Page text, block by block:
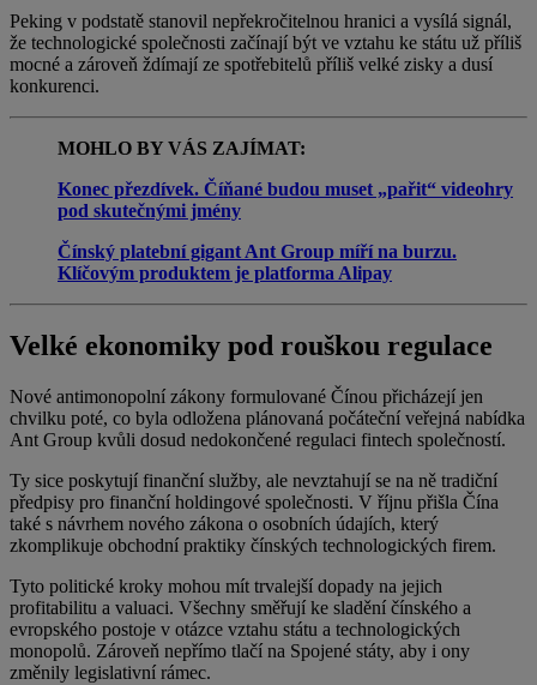
Peking v podstatě stanovil nepřekročitelnou hranici a vysílá signál,
že technologické společnosti začínají být ve vztahu ke státu už příliš
mocné a zároveň ždímají ze spotřebitelů příliš velké zisky a dusí
konkurenci.
MOHLO BY VÁS ZAJÍMAT:
Konec přezdívek. Číňané budou muset „pařit“ videohry
pod skutečnými jmény
Čínský platební gigant Ant Group míří na burzu.
Klíčovým produktem je platforma Alipay
Velké ekonomiky pod rouškou regulace
Nové antimonopolní zákony formulované Čínou přicházejí jen
chvilku poté, co byla odložena plánovaná počáteční veřejná nabídka
Ant Group kvůli dosud nedokončené regulaci fintech společností.
Ty sice poskytují finanční služby, ale nevztahují se na ně tradiční
předpisy pro finanční holdingové společnosti. V říjnu přišla Čína
také s návrhem nového zákona o osobních údajích, který
zkomplikuje obchodní praktiky čínských technologických firem.
Tyto politické kroky mohou mít trvalejší dopady na jejich
profitabilitu a valuaci. Všechny směřují ke sladění čínského a
evropského postoje v otázce vztahu státu a technologických
monopolů. Zároveň nepřímo tlačí na Spojené státy, aby i ony
změnily legislativní rámec.